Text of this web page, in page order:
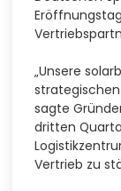
„Unsere
strategischen
sagte
dritten
Vertrieb zu